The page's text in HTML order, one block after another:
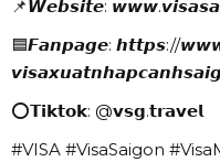
📌𝙒𝙚𝙗𝙨𝙞𝙩𝙚:
🟦𝙁𝙖𝙣𝙥𝙖𝙜𝙚: 𝙝𝙩𝙩𝙥𝙨://
⭕𝗧𝗶𝗸𝘁𝗼𝗸: @𝘃𝘀𝗴.𝘁𝗿𝗮𝘃𝗲𝗹
#VISA #VisaSaigon